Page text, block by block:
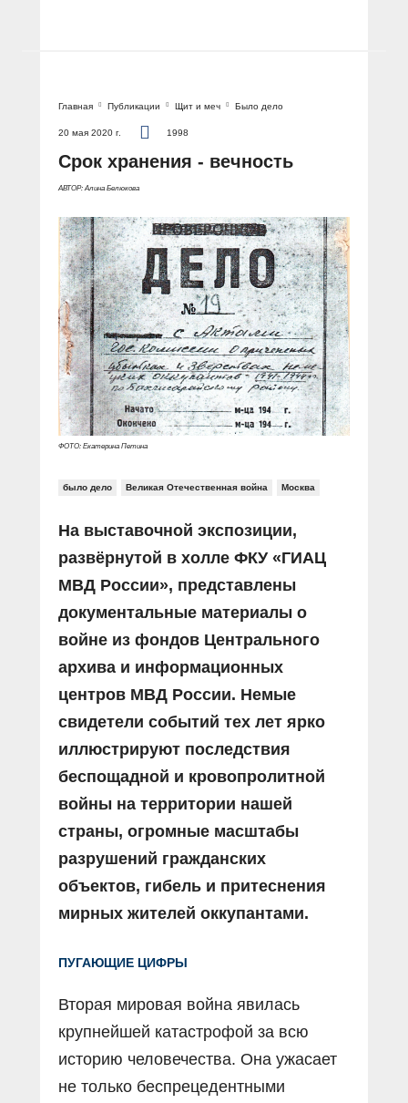
Главная Публикации Щит и меч Было дело
20 мая 2020 г. 1998
Срок хранения - вечность
АВТОР: Алина Белюкова
ФОТО: Екатерина Петина
было дело Великая Отечественная война Москва
На выставочной экспозиции,
развёрнутой в холле ФКУ «ГИАЦ
МВД России», представлены
документальные материалы о
войне из фондов Центрального
архива и информационных
центров МВД России. Немые
свидетели событий тех лет ярко
иллюстрируют последствия
беспощадной и кровопролитной
войны на территории нашей
страны, огромные масштабы
разрушений гражданских
объектов, гибель и притеснения
мирных жителей оккупантами.
ПУГАЮЩИЕ ЦИФРЫ
Вторая мировая война явилась
крупнейшей катастрофой за всю
историю человечества. Она ужасает
не только беспрецедентными